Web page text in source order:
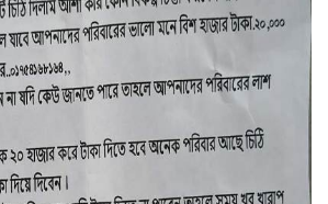
পরীক্ষা নিয়ে শঙ্কা কাটেনি প্রতারণার শিকার
সেই ৮ শিক্ষার্থীর